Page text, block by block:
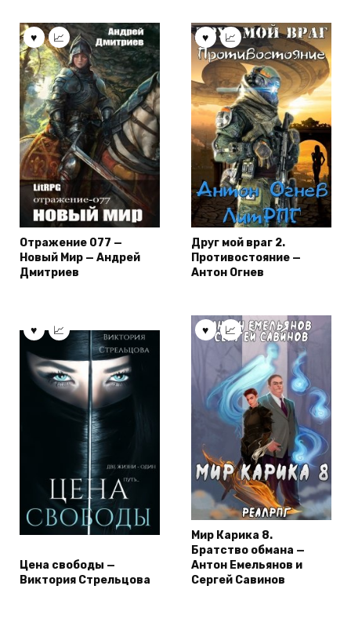
Отражение 077 —
Новый Мир — Андрей
Дмитриев
Друг мой враг 2.
Противостояние —
Антон Огнев
Цена свободы —
Виктория Стрельцова
Мир Карика 8.
Братство обмана —
Антон Емельянов и
Сергей Савинов